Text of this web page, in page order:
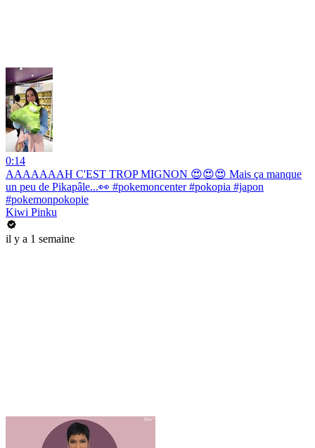
0:14
AAAAAAAH C'EST TROP MIGNON 😍😍😍 Mais ça manque
un peu de Pikapâle...👀 #pokemoncenter #pokopia #japon
#pokemonpokopie
Kiwi Pinku
il y a 1 semaine